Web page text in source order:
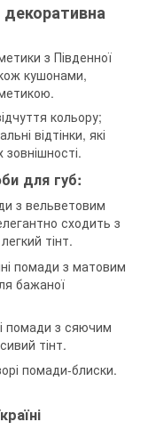
з Південної
кушонами,
кольору;
відтінки, які
для губ:
з вельветовим
сходить з
тінт.
помади з матовим
бажаної
помади з сяючим
тінт.
помади-блиски.